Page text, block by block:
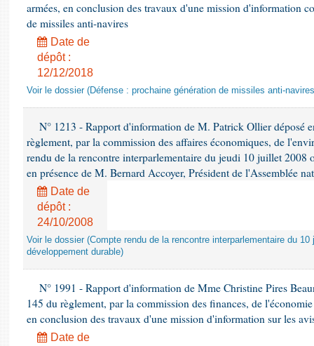
armées, en conclusion des travaux d'une mission d'information
de missiles anti-navires
Date de
dépôt :
12/12/2018
Voir le dossier (Défense : prochaine génération de missiles anti-
N° 1213 - Rapport d'information de M. Patrick Ollier déposé
règlement, par la commission des affaires économiques, de
rendu de la rencontre interparlementaire du jeudi 10 juillet 2008
en présence de M. Bernard Accoyer, Président de l'Assemblée
Date de
dépôt :
24/10/2008
Voir le dossier (Compte rendu de la rencontre interparlementaire du
développement durable)
N° 1991 - Rapport d'information de Mme Christine Pires
145 du règlement, par la commission des finances, de
en conclusion des travaux d'une mission d'information sur les
Date de